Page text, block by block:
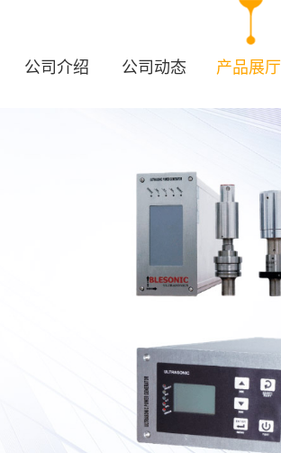
公司介绍 公司动态 产品展厅